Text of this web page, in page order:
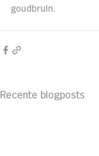
goudbruin.
Recente blogposts